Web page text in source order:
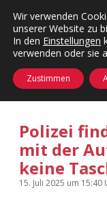
Polizei
mit der
keine
15. Juli 2025 um 15:40
Wir verwenden
unserer Website zu
In den Einstellungen
verwenden oder sie
Zustimmen